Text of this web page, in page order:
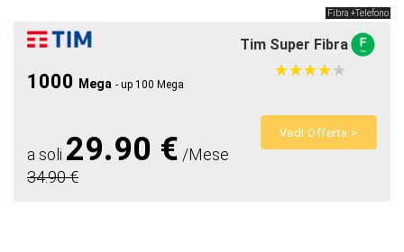
Fibra +Telefono
Tim Super Fibra
1000 Mega - up 100 Mega
★★★★★
★★★★★
a soli 29.90 € /Mese
34.90 €
Vedi Offerta >